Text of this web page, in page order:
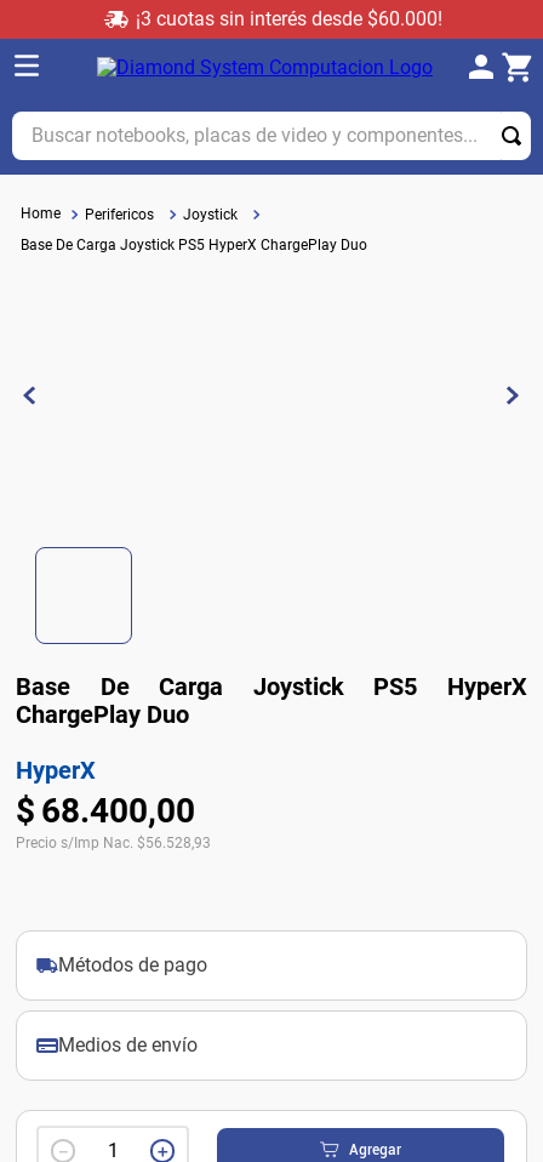
¡3 cuotas sin interés desde $60.000!
Buscar notebooks, placas de video y componentes...
Perifericos
Joystick
Base De Carga Joystick PS5 HyperX ChargePlay Duo
Base De Carga Joystick PS5 HyperX
ChargePlay Duo
HyperX
$ 68.400,00
Precio s/Imp Nac. $56.528,93
Métodos de pago
Medios de envío
＋
－ Agregar